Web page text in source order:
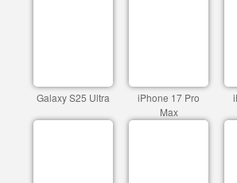
Galaxy S25 Ultra
iPhone 17 Pro
Max